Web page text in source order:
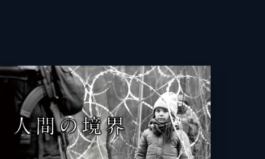
エ・グルメ
シリング
ャン・ベルケル